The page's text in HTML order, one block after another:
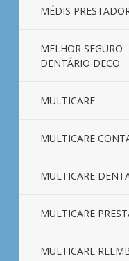
MÉDIS
MELHOR SEGURO
DENTÁRIO DECO
MULTICARE
MULTICARE
MULTICARE
MULTICARE
MULTICARE